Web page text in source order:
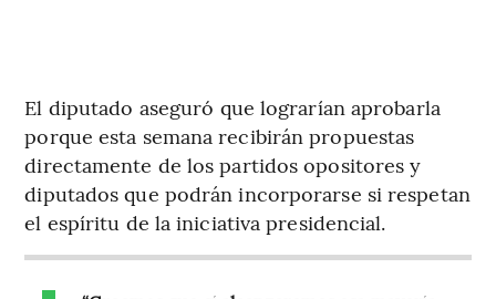
El diputado aseguró que lograrían aprobarla
porque esta semana recibirán propuestas
directamente de los partidos opositores y
diputados que podrán incorporarse si respetan
el espíritu de la iniciativa presidencial.